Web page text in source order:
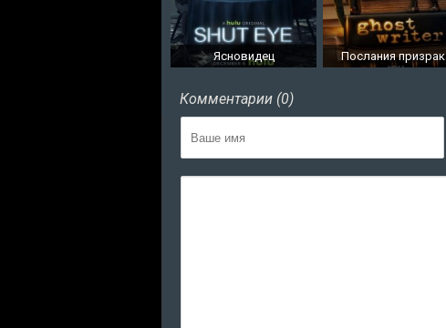
Ясновидец Послания
Комментарии (0)